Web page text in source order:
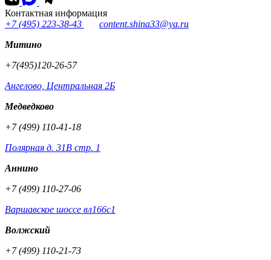
Контактная информация
+7 (495) 223-38-43
content.shina33@ya.ru
Митино
+7(495)120-26-57
Ангелово, Центральная 2Б
Медведково
+7 (499) 110-41-18
Полярная д. 31В стр. 1
Аннино
+7 (499) 110-27-06
Варшавское шоссе вл166с1
Волжский
+7 (499) 110-21-73